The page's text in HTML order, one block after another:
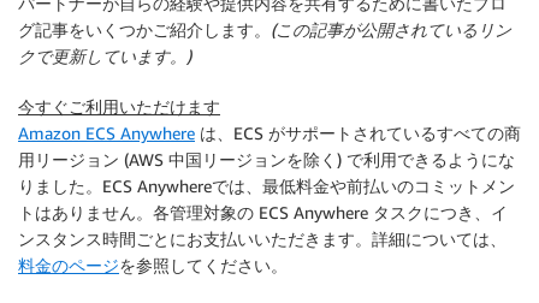
グ記事をいくつかご紹介します。 (この記事が公開されているリン
クで更新しています。)
今すぐご利用いただけます
Amazon ECS Anywhere は、ECS がサポートされているすべての商
用リージョン (AWS 中国リージョンを除く) で利用できるようにな
りました。ECS Anywhereでは、最低料金や前払いのコミットメン
トはありません。各管理対象の ECS Anywhere タスクにつき、イ
ンスタンス時間ごとにお支払いいただきます。詳細については、
料金のページを参照してください。